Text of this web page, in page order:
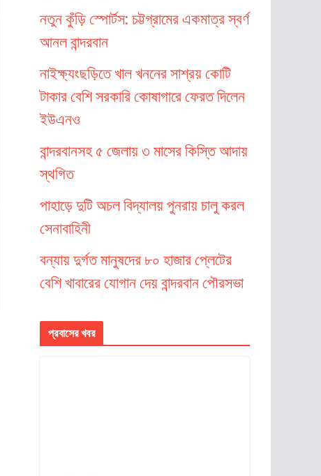
নতুন কুঁড়ি স্পোর্টস: চট্টগ্রামের একমাত্র স্বর্ণ
আনল বান্দরবান
নাইক্ষ্যংছড়িতে খাল খননের সাশ্রয় কোটি
টাকার বেশি সরকারি কোষাগারে ফেরত দিলেন
ইউএনও
বান্দরবানসহ ৫ জেলায় ৩ মাসের কিস্তি আদায়
স্থগিত
পাহাড়ে দুটি অচল বিদ্যালয় পুনরায় চালু করল
সেনাবাহিনী
বন্যায় দুর্গত মানুষদের ৮০ হাজার প্লেটের
বেশি খাবারের যোগান দেয় বান্দরবান পৌরসভা
প্রবাসের খবর